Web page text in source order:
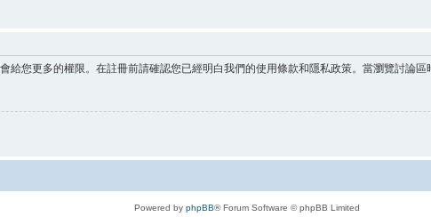
給您更多的權限。在註冊前請確認您已經明白我們的使用條款和隱私政策。當瀏覽討論區
Powered by phpBB® Forum Software © phpBB Limited